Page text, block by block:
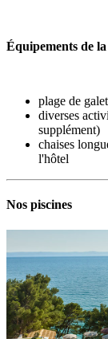
Équipements de
plage de
diverses
supplément)
chaises
l'hôtel
Nos piscines